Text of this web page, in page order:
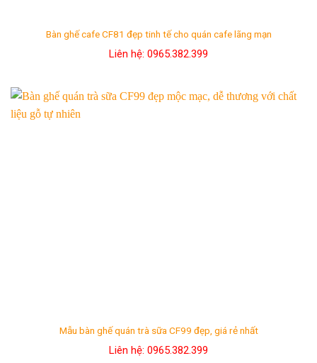
Bàn ghế cafe CF81 đẹp tinh tế cho quán cafe lãng mạn
Liên hệ: 0965.382.399
Mẫu bàn ghế quán trà sữa CF99 đẹp, giá rẻ nhất
Liên hệ: 0965.382.399